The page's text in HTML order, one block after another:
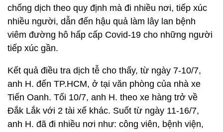
chống dịch theo quy định mà đi nhiều nơi, tiếp xúc
nhiều người, dẫn đến hậu quả làm lây lan bệnh
viêm đường hô hấp cấp Covid-19 cho những người
tiếp xúc gần.
Kết quả điều tra dịch tễ cho thấy, từ ngày 7-10/7,
anh H. đến TP.HCM, ở tại văn phòng của nhà xe
Tiến Oanh. Tối 10/7, anh H. theo xe hàng trở về
Đắk Lắk với 2 tài xế khác. Suốt từ ngày 11-16/7,
anh H. đã đi nhiều nơi như: công viên, bệnh viện,